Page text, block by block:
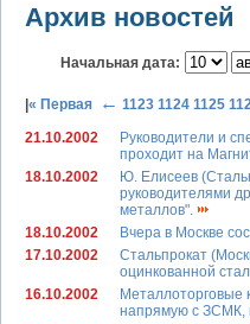
Архив новостей
Начальная дата:
« Первая ← 1123 1124 1125
21.10.2002
Руководители и
проходит на
18.10.2002
Ю. Елисеев
руководителями
металлов".
18.10.2002
Вчера в Москве
17.10.2002
Стальпрокат
оцинкованной
16.10.2002
Металлоторговые
напрямую с ЗСМК,